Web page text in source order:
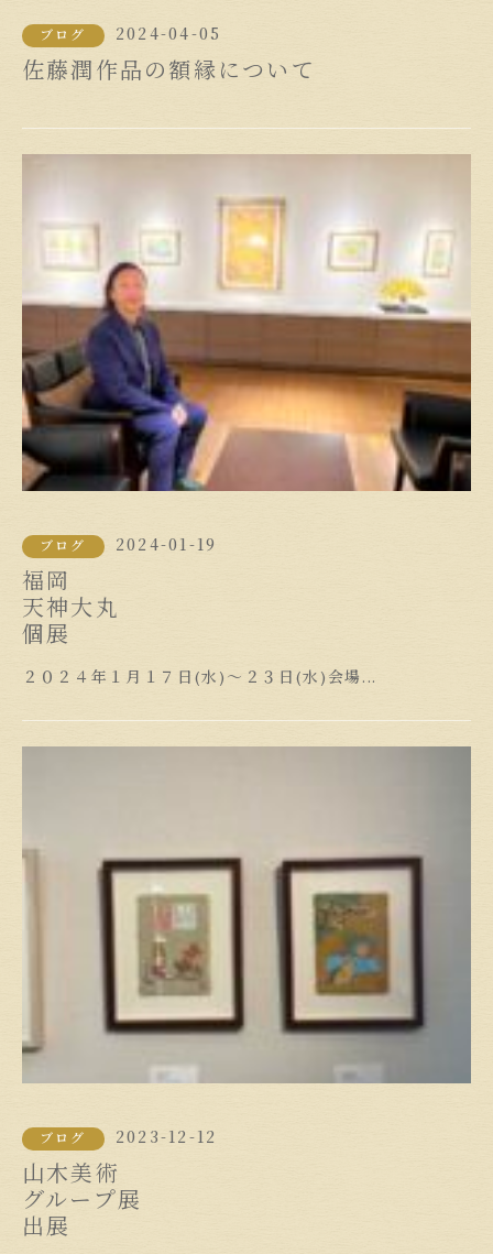
ブログ 2024-04-05
佐藤潤作品の額縁について
ブログ 2024-01-19
福岡
天神大丸
個展
２０２４年１月１７日(水)～２３日(水)会場...
ブログ 2023-12-12
山木美術
グループ展
出展